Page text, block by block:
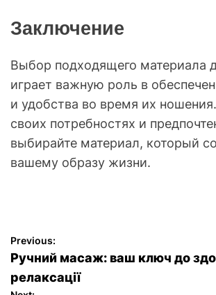
Заключение
Выбор подходящего материала
играет важную роль в
и удобства во время их
своих потребностях и
выбирайте материал, который
вашему образу жизни.
P
o
Previous:
Ручний масаж: ваш ключ до
релаксації